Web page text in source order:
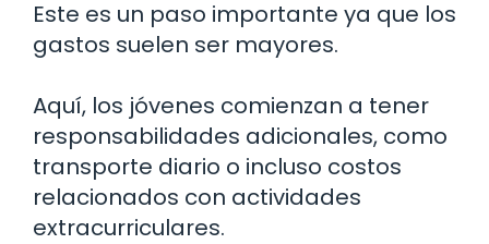
Este es un paso importante ya que los
gastos suelen ser mayores.
Aquí, los jóvenes comienzan a tener
responsabilidades adicionales, como
transporte diario o incluso costos
relacionados con actividades
extracurriculares.